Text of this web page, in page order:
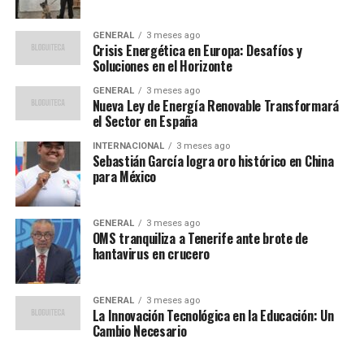
Impacto Económico y Social
El aumento en los precios de la energía está teniendo
un impacto significativo en la economía europea. Las
industrias de alto consumo energético, como la
manufactura y la química, están viendo aumentar sus
costos operativos, lo que podría traducirse en precios
más altos para los consumidores.
Por otro lado, los hogares están luchando para pagar
sus facturas de electricidad, especialmente en países
con climas más fríos donde la calefacción es esencial. Un
estudio reciente indica que el 15% de las familias en
Europa están en riesgo de pobreza energética, lo que
significa que no pueden permitirse mantener sus
hogares adecuadamente calefaccionados.
Opiniones de Expertos y
GENERAL 3 meses ago
Crisis Energética en Europa: Desafíos y
Soluciones en el Horizonte
GENERAL 3 meses ago
Nueva Ley de Energía Renovable Transformará
el Sector en España
INTERNACIONAL 3 meses ago
Sebastián García logra oro histórico en China
para México
GENERAL 3 meses ago
OMS tranquiliza a Tenerife ante brote de
hantavirus en crucero
GENERAL 3 meses ago
La Innovación Tecnológica en la Educación: Un
Cambio Necesario